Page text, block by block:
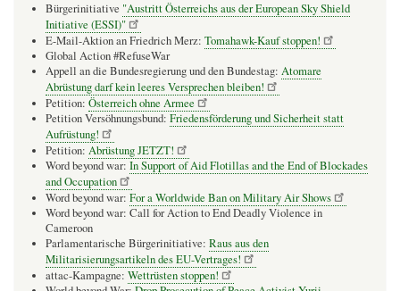
Bürgerinitiative "Austritt Österreichs aus der European Sky Shield
Initiative (ESSI)"
E-Mail-Aktion an Friedrich Merz: Tomahawk-Kauf stoppen!
Global Action #RefuseWar
Appell an die Bundesregierung und den Bundestag: Atomare
Abrüstung darf kein leeres Versprechen bleiben!
Petition: Österreich ohne Armee
Petition Versöhnungsbund: Friedensförderung und Sicherheit statt
Aufrüstung!
Petition: Abrüstung JETZT!
Word beyond war: In Support of Aid Flotillas and the End of Blockades
and Occupation
Word beyond war: For a Worldwide Ban on Military Air Shows
Word beyond war: Call for Action to End Deadly Violence in
Cameroon
Parlamentarische Bürgerinitiative: Raus aus den
Militarisierungsartikeln des EU-Vertrages!
attac-Kampagne: Wettrüsten stoppen!